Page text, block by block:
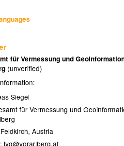
für Vermessung und
(unverified)
Siegel
für Vermessung und
Feldkirch, Austria